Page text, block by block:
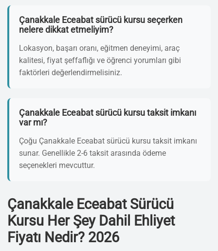
Çanakkale Eceabat sürücü kursu seçerken
nelere dikkat etmeliyim?
Lokasyon, başarı oranı, eğitmen deneyimi, araç
kalitesi, fiyat şeffaflığı ve öğrenci yorumları gibi
faktörleri değerlendirmelisiniz.
Çanakkale Eceabat sürücü kursu taksit imkanı
var mı?
Çoğu Çanakkale Eceabat sürücü kursu taksit imkanı
sunar. Genellikle 2-6 taksit arasında ödeme
seçenekleri mevcuttur.
Çanakkale Eceabat Sürücü
Kursu Her Şey Dahil Ehliyet
Fiyatı Nedir? 2026